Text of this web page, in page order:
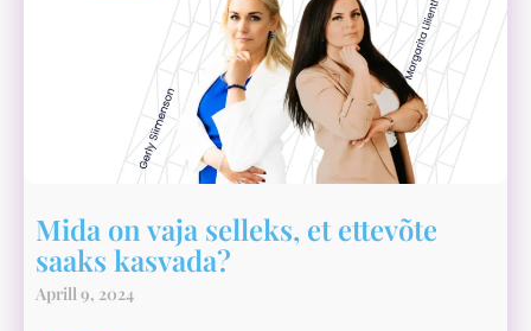
Mida on vaja selleks, et ettevõte
saaks kasvada?
Aprill 9, 2024